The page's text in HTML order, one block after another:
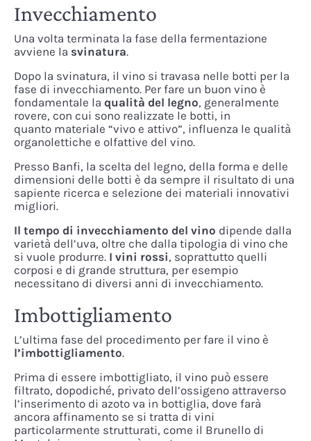
Invecchiamento
Una volta terminata la fase della fermentazione
avviene la svinatura.
Dopo la svinatura, il vino si travasa nelle botti per la
fase di invecchiamento. Per fare un buon vino è
fondamentale la qualità del legno, generalmente
rovere, con cui sono realizzate le botti, in
quanto materiale “vivo e attivo”, influenza le qualità
organolettiche e olfattive del vino.
Presso Banfi, la scelta del legno, della forma e delle
dimensioni delle botti è da sempre il risultato di una
sapiente ricerca e selezione dei materiali innovativi
migliori.
Il tempo di invecchiamento del vino dipende dalla
varietà dell’uva, oltre che dalla tipologia di vino che
si vuole produrre. I vini rossi, soprattutto quelli
corposi e di grande struttura, per esempio
necessitano di diversi anni di invecchiamento.
Imbottigliamento
L’ultima fase del procedimento per fare il vino è
l’imbottigliamento.
Prima di essere imbottigliato, il vino può essere
filtrato, dopodiché, privato dell’ossigeno attraverso
l’inserimento di azoto va in bottiglia, dove farà
ancora affinamento se si tratta di vini
particolarmente strutturati, come il Brunello di